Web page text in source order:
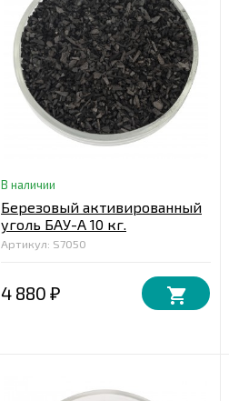
В наличии
Березовый активированный
уголь БАУ-А 10 кг.
Артикул: S7050
4 880 ₽